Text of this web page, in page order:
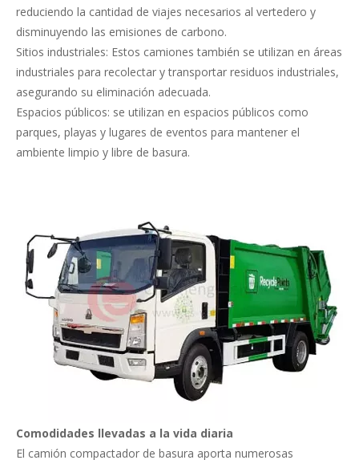
reduciendo la cantidad de viajes necesarios al vertedero y
disminuyendo las emisiones de carbono.
Sitios industriales: Estos camiones también se utilizan en áreas
industriales para recolectar y transportar residuos industriales,
asegurando su eliminación adecuada.
Espacios públicos: se utilizan en espacios públicos como
parques, playas y lugares de eventos para mantener el
ambiente limpio y libre de basura.
Comodidades llevadas a la vida diaria
El camión compactador de basura aporta numerosas